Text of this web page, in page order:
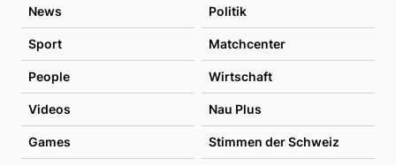
News Politik
Sport Matchcenter
People Wirtschaft
Videos Nau Plus
Games Stimmen der Schweiz